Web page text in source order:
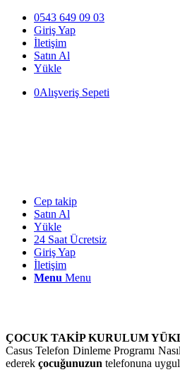
0543 649 09 03
Giriş Yap
İletişim
Satın Al
Yükle
0Alışveriş Sepeti
Cep takip
Satın Al
Yükle
24 Saat Ücretsiz
Giriş Yap
İletişim
Menu Menu
ÇOCUK TAKİP KURULUM
Casus Telefon Dinleme Programı
ederek çocuğunuzun telefonuna